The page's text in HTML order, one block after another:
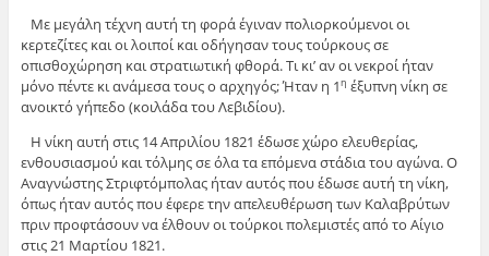
Με μεγάλη τέχνη αυτή τη φορά έγιναν πολιορκούμενοι οι
κερτεζίτες και οι λοιποί και οδήγησαν τους τούρκους σε
οπισθοχώρηση και στρατιωτική φθορά. Τι κι’ αν οι νεκροί ήταν
μόνο πέντε κι ανάμεσα τους ο αρχηγός; Ήταν η 1η έξυπνη νίκη σε
ανοικτό γήπεδο (κοιλάδα του Λεβιδίου).
Η νίκη αυτή στις 14 Απριλίου 1821 έδωσε χώρο ελευθερίας,
ενθουσιασμού και τόλμης σε όλα τα επόμενα στάδια του αγώνα. Ο
Αναγνώστης Στριφτόμπολας ήταν αυτός που έδωσε αυτή τη νίκη,
όπως ήταν αυτός που έφερε την απελευθέρωση των Καλαβρύτων
πριν προφτάσουν να έλθουν οι τούρκοι πολεμιστές από το Αίγιο
στις 21 Μαρτίου 1821.